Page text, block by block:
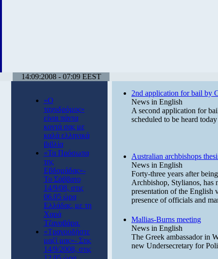
14:09:2008 - 07:09 EEST
«Ο
ταχυδρόμος»
είναι πάντα
κοντά σας με
καλά ελληνικά
βιβλία
«Τα Πρόσωπα
της
Εβδομάδας»-
Το Σάββατο
14/9/08, στις
06.05 ώρα
Ελλάδας, με τη
Χαρά
Τζαναβάρα.
«Τραγουδήστε
μαζί μας»- Στις
14/9/2008, στις
2nd application for bail by
News in English
A second application for
scheduled to be heard
Australian archbishops
News in English
Forty-three years after
Archbishop, Stylianos, has
presentation of the English
presence of officials and
Mallias-Burns meeting
News in English
The Greek ambassador in
new Undersecretary for